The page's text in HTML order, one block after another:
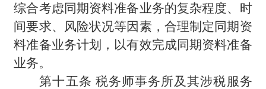
综合考虑同期资料准备业务的复杂程度、时
间要求、风险状况等因素，合理制定同期资
料准备业务计划，以有效完成同期资料准备
业务。
第十五条 税务师事务所及其涉税服务